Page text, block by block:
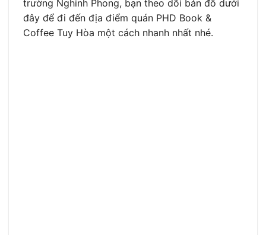
trường Nghinh Phong, bạn theo dõi bản đồ dưới
đây để đi đến địa điểm quán PHD Book &
Coffee Tuy Hòa một cách nhanh nhất nhé.